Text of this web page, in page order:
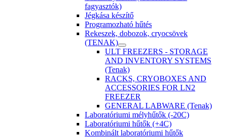
fagyasztók)
Jégkása készítő
Programozható hűtés
Rekeszek, dobozok, cryocsövek
(TENAK)
ULT FREEZERS - STORAGE
AND INVENTORY SYSTEMS
(Tenak)
RACKS, CRYOBOXES AND
ACCESSORIES FOR LN2
FREEZER
GENERAL LABWARE (Tenak)
Laboratóriumi mélyhűtők (-20C)
Laboratóriumi hűtők (+4C)
Kombinált laboratóriumi hűtők